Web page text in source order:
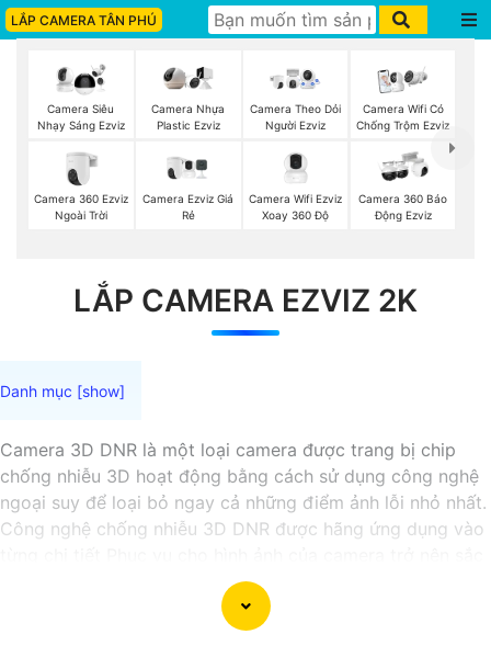
LẮP CAMERA TÂN PHÚ
Camera Siêu
Nhạy Sáng Ezviz
Camera Nhựa
Plastic Ezviz
Camera Theo Dỏi
Người Ezviz
Camera Wifi Có
Chống Trộm Ezviz
Camera 360 Ezviz
Ngoài Trời
Camera Ezviz Giá
Rẻ
Camera Wifi Ezviz
Xoay 360 Độ
Camera 360 Báo
Động Ezviz
LẮP CAMERA EZVIZ 2K
Camera 3D DNR là một loại camera được trang bị chip
chống nhiễu 3D hoạt động bằng cách sử dụng công nghệ
ngoại suy để loại bỏ ngay cả những điểm ảnh lỗi nhỏ nhất.
Công nghệ chống nhiễu 3D DNR được hãng ứng dụng vào
nét, rõ ràng và không bị ảnh hưởng bởi nhiễu hạt.
Với tính năng chống nhiễu 3D DNR camera sẽ giúp bạn
quan sát được hình ảnh chất lượng cao, đặc biệt trong các